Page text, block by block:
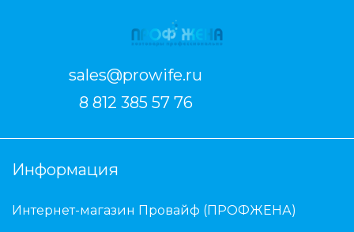
sales@prowife.ru
8 812 385 57 76
Информация
Интернет-магазин Провайф (ПРОФЖЕНА)